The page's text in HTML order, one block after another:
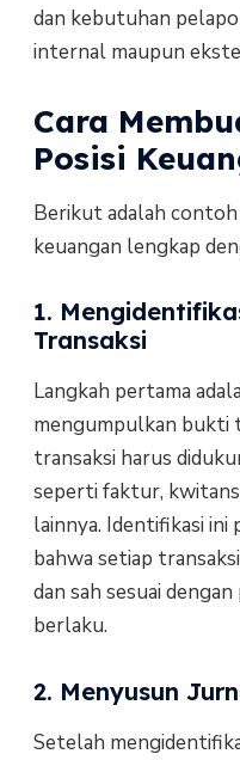
dan kebutuhan
internal maupun
Cara
Posisi
Berikut adalah
keuangan lengkap
1.
Transaksi
Langkah pertama
mengumpulkan bukti
transaksi harus
seperti faktur,
lainnya. Identifikasi
bahwa setiap
dan sah sesuai
berlaku.
2. Menyusun
Setelah